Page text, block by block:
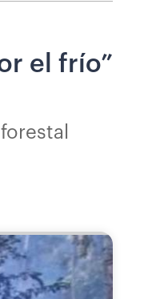
el frío”